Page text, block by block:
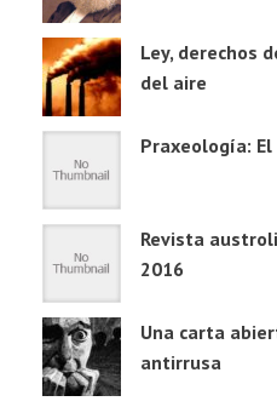
Ley, derechos
del aire
Praxeología:
Revista
2016
Una carta
antirrusa